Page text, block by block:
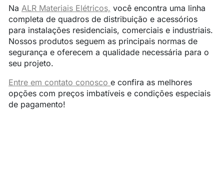
Na ALR Materiais Elétricos, você encontra uma linha
completa de quadros de distribuição e acessórios
para instalações residenciais, comerciais e industriais.
Nossos produtos seguem as principais normas de
segurança e oferecem a qualidade necessária para o
seu projeto.
Entre em contato conosco e confira as melhores
opções com preços imbatíveis e condições especiais
de pagamento!